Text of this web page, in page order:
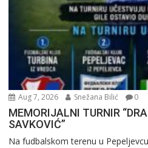
Aug 7, 2026 Snežana Bilić 0
MEMORIJALNI TURNIR
SAVKOVIĆ”
Na fudbalskom terenu u